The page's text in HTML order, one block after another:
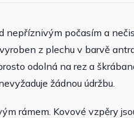
nepříznivým počasím a
z plechu v barvě
odolná na rez a
žádnou údržbu.
rámem. Kovové vzpěry